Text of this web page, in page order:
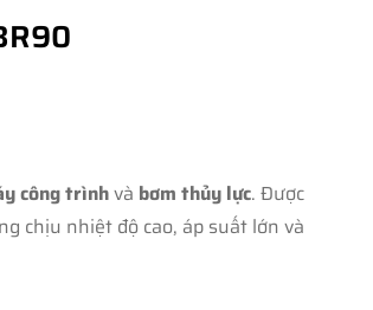
công trìnhvà bơm thủy lực. Được
chịu nhiệt độ cao, áp suất lớn và